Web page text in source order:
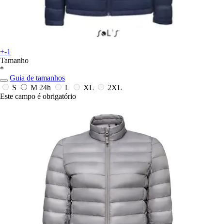
+-1
Tamanho
*
Guia de tamanhos
S
M 24h L XL
2XL
Este campo é obrigatório